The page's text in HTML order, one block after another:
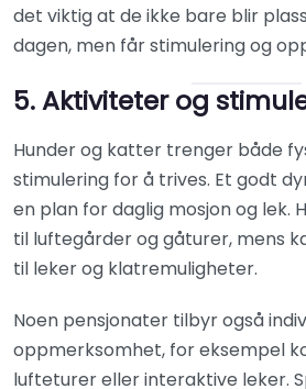
det viktig at de ikke bare blir
dagen, men får stimulering og
5. Aktiviteter og
Hunder og katter trenger både
stimulering for å trives. Et godt
en plan for daglig mosjon og lek.
til luftegårder og gåturer, mens
til leker og klatremuligheter.
Noen pensjonater tilbyr også
oppmerksomhet, for eksempel
lufteturer eller interaktive leker.